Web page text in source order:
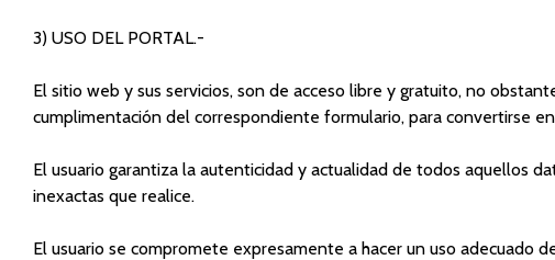
3) USO DEL PORTAL.-
El sitio web y sus servicios, son de acceso libre y gratuito, no
cumplimentación del correspondiente formulario, para convertirse
El usuario garantiza la autenticidad y actualidad de todos aquellos
inexactas que realice.
El usuario se compromete expresamente a hacer un uso adecuado